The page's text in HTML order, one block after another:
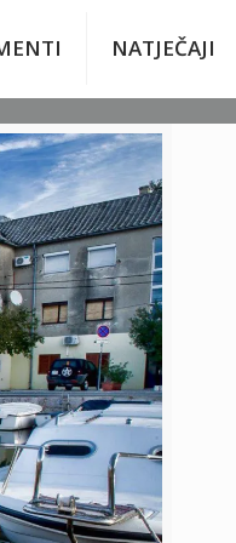
NATJEČAJI